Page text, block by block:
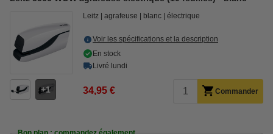
1
Leitz agrafeuse blanc électrique
Voir les spécifications et la description
En stock
Livré lundi
34,95 € Commander